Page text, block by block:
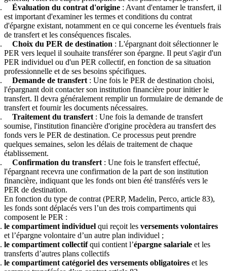
Évaluation du contrat d'origine : Avant d'entamer le transfert, il
est important d'examiner les termes et conditions du contrat
d'épargne existant, notamment en ce qui concerne les éventuels frais
de transfert et les conséquences fiscales.
Choix du PER de destination : L'épargnant doit sélectionner le
PER vers lequel il souhaite transférer son épargne. Il peut s'agir d'un
PER individuel ou d'un PER collectif, en fonction de sa situation
professionnelle et de ses besoins spécifiques.
Demande de transfert : Une fois le PER de destination choisi,
l'épargnant doit contacter son institution financière pour initier le
transfert. Il devra généralement remplir un formulaire de demande de
transfert et fournir les documents nécessaires.
Traitement du transfert : Une fois la demande de transfert
soumise, l'institution financière d'origine procèdera au transfert des
fonds vers le PER de destination. Ce processus peut prendre
quelques semaines, selon les délais de traitement de chaque
établissement.
Confirmation du transfert : Une fois le transfert effectué,
l'épargnant recevra une confirmation de la part de son institution
financière, indiquant que les fonds ont bien été transférés vers le
PER de destination.
En fonction du type de contrat (PERP, Madelin, Perco, article 83),
les fonds sont déplacés vers l’un des trois compartiments qui
composent le PER :
le compartiment individuel qui reçoit les versements volontaires
et l’épargne volontaire d’un autre plan individuel ;
le compartiment collectifqui contient l’épargne salariale et les
transferts d’autres plans collectifs
le compartiment catégoriel des versements obligatoires et les